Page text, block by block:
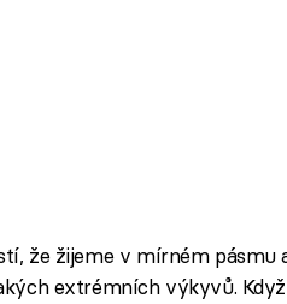
že žijeme v mírném pásmu
extrémních výkyvů.